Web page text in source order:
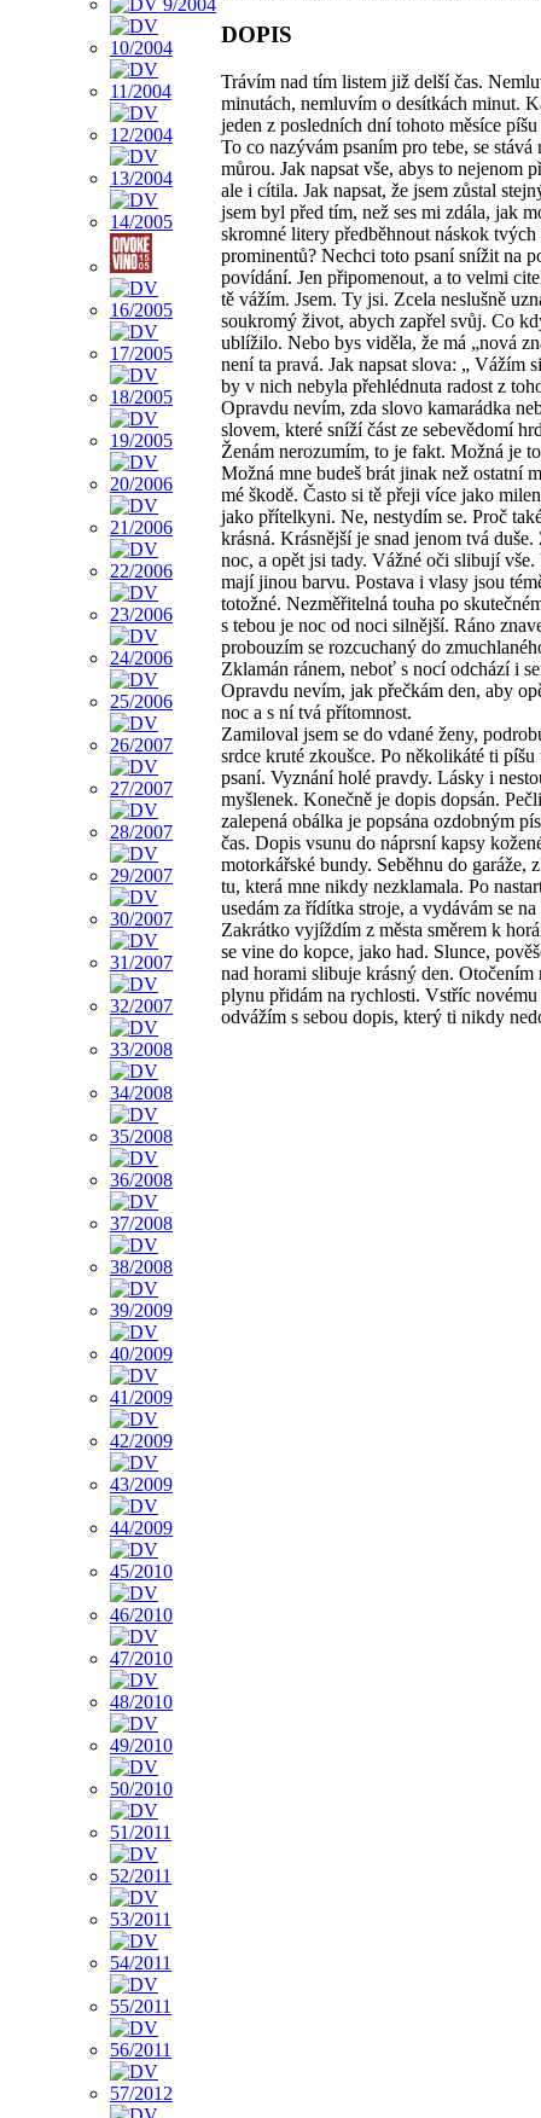
DOPIS
Trávím nad tím listem již delší čas.
minutách, nemluvím o desítkách minut.
jeden z posledních dní tohoto měsíce
To co nazývám psaním pro tebe, se stává
můrou. Jak napsat vše, abys to nejenom
ale i cítila. Jak napsat, že jsem zůstal
jsem byl před tím, než ses mi zdála, jak
skromné litery předběhnout náskok tvých
prominentů? Nechci toto psaní snížit na
povídání. Jen připomenout, a to velmi
tě vážím. Jsem. Ty jsi. Zcela neslušně
soukromý život, abych zapřel svůj. Co
ublížilo. Nebo bys viděla, že má „nová
není ta pravá. Jak napsat slova: „ Vážím
by v nich nebyla přehlédnuta radost z
Opravdu nevím, zda slovo kamarádka
slovem, které sníží část ze sebevědomí
Ženám nerozumím, to je fakt. Možná je
Možná mne budeš brát jinak než ostatní
mé škodě. Často si tě přeji více jako
jako přítelkyni. Ne, nestydím se. Proč
krásná. Krásnější je snad jenom tvá
noc, a opět jsi tady. Vážné oči slibují
mají jinou barvu. Postava i vlasy jsou
totožné. Nezměřitelná touha po
s tebou je noc od noci silnější. Ráno
probouzím se rozcuchaný do
Zklamán ránem, neboť s nocí odchází i
Opravdu nevím, jak přečkám den, aby
noc a s ní tvá přítomnost.
Zamiloval jsem se do vdané ženy,
srdce kruté zkoušce. Po několikáté ti píšu
psaní. Vyznání holé pravdy. Lásky i
myšlenek. Konečně je dopis dopsán.
zalepená obálka je popsána ozdobným
čas. Dopis vsunu do náprsní kapsy
motorkářské bundy. Seběhnu do garáže,
tu, která mne nikdy nezklamala. Po
usedám za řídítka stroje, a vydávám se na
Zakrátko vyjíždím z města směrem k
se vine do kopce, jako had. Slunce,
nad horami slibuje krásný den. Otočením
plynu přidám na rychlosti. Vstříc
odvážím s sebou dopis, který ti nikdy